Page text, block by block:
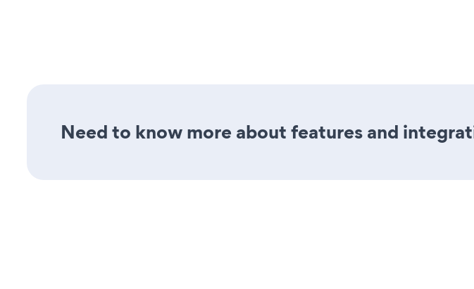
Need to know more about features and